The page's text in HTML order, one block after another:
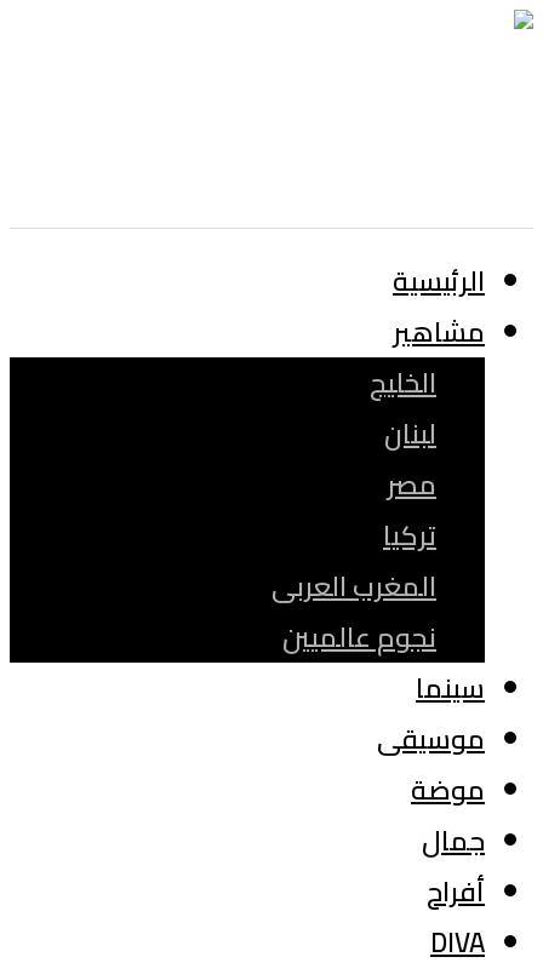
الرئيسية
مشاهير
الخليج
لبنان
مصر
تركيا
المغرب العربى
نجوم عالميين
سينما
موسيقى
موضة
جمال
أفراح
DIVA